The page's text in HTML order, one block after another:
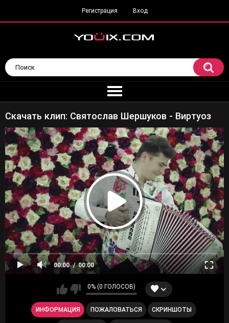
Регистрация Вход
Скачать клип: Святослав Шершуков - Виртуоз
00:00 00:00
0% (0 ГОЛОСОВ)
ИНФОРМАЦИЯ ПОЖАЛОВАТЬСЯ СКРИНШОТЫ